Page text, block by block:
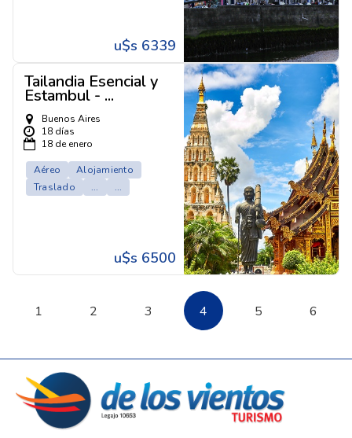
u$s 6339
Tailandia Esencial y
Estambul - ...
Buenos Aires
18 días
18 de enero
Aéreo
Alojamiento
Traslado
... ...
u$s 6500
1 2 3 4 5 6